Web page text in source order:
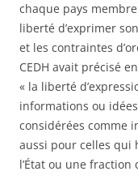
chaque pays
liberté d’exprimer
et les contraintes
CEDH avait précisé
« la liberté
informations ou
considérées comme
aussi pour celles
l’État ou une